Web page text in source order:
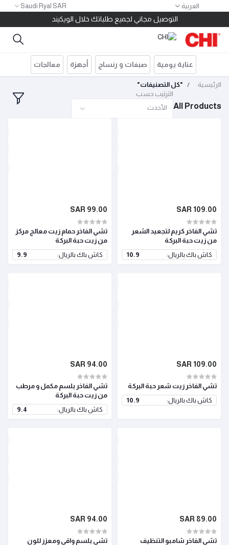
العربية Saudi Ryal SAR
التوصيل مجاني لجميع طلباتك خلال الويكيند
توصيل مجاني للطلبات أكثر من ٢٠٠ ريال
قسم مشترياتك على ٤ دفعات بدون فوائد أو مصاريف إدارية
١٠ ريال كاش باك لكل ١٠٠ ريال مشتريات
التوصيل مجاني لجميع طلباتك خلال الويكيند
عناية يومية صبغات و رنساج أجهزة معالجات
الرئيسية "كل التصنيفات"
All Products
الترتيب حسب
الأحدث
109.00 SAR
تشي الفاخر كريم لتجعيد الشعر
من زيت حبة البركة
كاش باك بالريال:
10.9
99.00 SAR
تشي الفاخر حمام زيت معالج مركز
من زيت حبة البركة
كاش باك بالريال:
9.9
109.00 SAR
تشي الفاخر زيت شعر حبة البركة
كاش باك بالريال:
10.9
94.00 SAR
تشي الفاخر بلسم مكمل و مرطب
من زيت حبة البركة
كاش باك بالريال:
9.4
89.00 SAR
تشي الفاخر شامبو التنظيف
94.00 SAR
تشي بلسم واقي ومعزز للون